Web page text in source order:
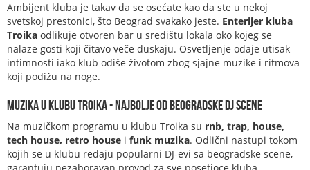
Ambijent kluba je takav da se osećate kao da ste u nekoj
svetskoj prestonici, što Beograd svakako jeste. Enterijer kluba
Troika odlikuje otvoren bar u središtu lokala oko kojeg se
nalaze gosti koji čitavo veče đuskaju. Osvetljenje odaje utisak
intimnosti iako klub odiše životom zbog sjajne muzike i ritmova
koji podižu na noge.
Muzika u klubu Troika - najbolje od beogradske DJ scene
Na muzičkom programu u klubu Troika su rnb, trap, house,
tech house, retro house i funk muzika. Odlični nastupi tokom
kojih se u klubu ređaju popularni DJ-evi sa beogradske scene,